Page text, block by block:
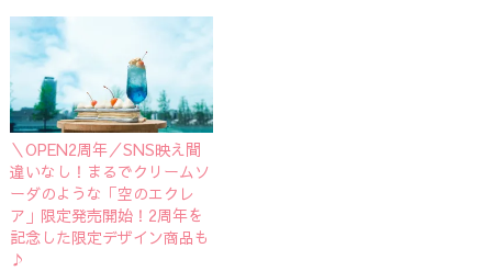
＼OPEN2周年／SNS映え間
違いなし！まるでクリームソ
ーダのような「空のエクレ
ア」限定発売開始！2周年を
記念した限定デザイン商品も
♪